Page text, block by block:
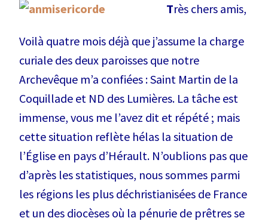
Très chers amis,
Voilà quatre mois déjà que j’assume la charge
curiale des deux paroisses que notre
Archevêque m’a confiées : Saint Martin de la
Coquillade et ND des Lumières. La tâche est
immense, vous me l’avez dit et répété ; mais
cette situation reflète hélas la situation de
l’Église en pays d’Hérault. N’oublions pas que
d’après les statistiques, nous sommes parmi
les régions les plus déchristianisées de France
et un des diocèses où la pénurie de prêtres se